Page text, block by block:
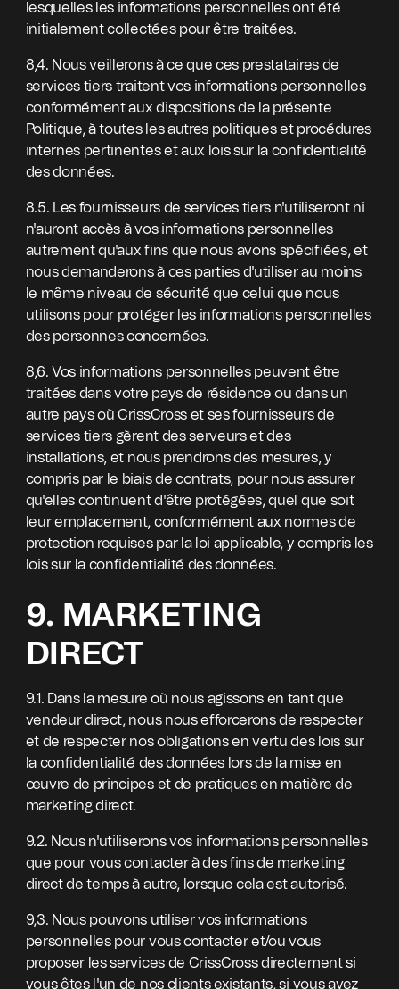
lesquelles les informations personnelles ont été
initialement collectées pour être traitées.
8,4. Nous veillerons à ce que ces prestataires de
services tiers traitent vos informations personnelles
conformément aux dispositions de la présente
Politique, à toutes les autres politiques et procédures
internes pertinentes et aux lois sur la confidentialité
des données.
8.5. Les fournisseurs de services tiers n'utiliseront ni
n'auront accès à vos informations personnelles
autrement qu'aux fins que nous avons spécifiées, et
nous demanderons à ces parties d'utiliser au moins
le même niveau de sécurité que celui que nous
utilisons pour protéger les informations personnelles
des personnes concernées.
8,6. Vos informations personnelles peuvent être
traitées dans votre pays de résidence ou dans un
autre pays où CrissCross et ses fournisseurs de
services tiers gèrent des serveurs et des
installations, et nous prendrons des mesures, y
compris par le biais de contrats, pour nous assurer
qu'elles continuent d'être protégées, quel que soit
leur emplacement, conformément aux normes de
protection requises par la loi applicable, y compris les
lois sur la confidentialité des données.
9. MARKETING
DIRECT
9.1. Dans la mesure où nous agissons en tant que
vendeur direct, nous nous efforcerons de respecter
et de respecter nos obligations en vertu des lois sur
la confidentialité des données lors de la mise en
œuvre de principes et de pratiques en matière de
marketing direct.
9.2. Nous n'utiliserons vos informations personnelles
que pour vous contacter à des fins de marketing
direct de temps à autre, lorsque cela est autorisé.
9,3. Nous pouvons utiliser vos informations
personnelles pour vous contacter et/ou vous
proposer les services de CrissCross directement si
vous êtes l'un de nos clients existants, si vous avez